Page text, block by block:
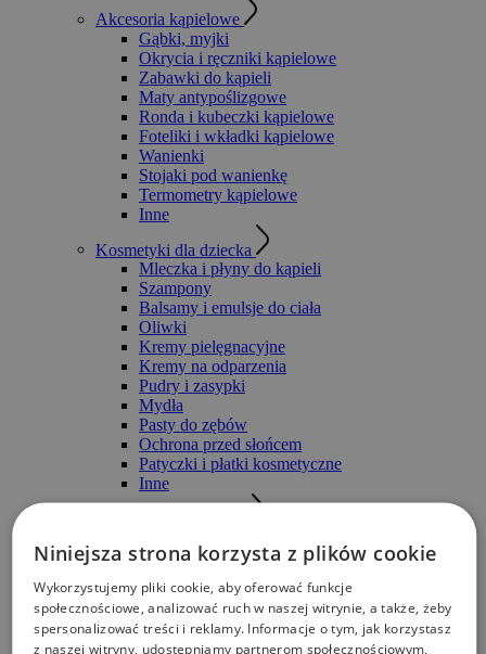
Akcesoria kąpielowe
Gąbki, myjki
Okrycia i ręczniki kąpielowe
Zabawki do kąpieli
Maty antypoślizgowe
Ronda i kubeczki kąpielowe
Foteliki i wkładki kąpielowe
Wanienki
Stojaki pod wanienkę
Termometry kąpielowe
Inne
Kosmetyki dla dziecka
Mleczka i płyny do kąpieli
Szampony
Balsamy i emulsje do ciała
Oliwki
Kremy pielęgnacyjne
Kremy na odparzenia
Pudry i zasypki
Mydła
Pasty do zębów
Ochrona przed słońcem
Patyczki i płatki kosmetyczne
Inne
Newborn, Mini
Midi
Maxi
Niniejsza strona korzysta z plików cookie
Wykorzystujemy pliki cookie, aby oferować funkcje
społecznościowe, analizować ruch w naszej witrynie, a także, żeby
spersonalizować treści i reklamy. Informacje o tym, jak korzystasz
z naszej witryny, udostępniamy partnerom społecznościowym,